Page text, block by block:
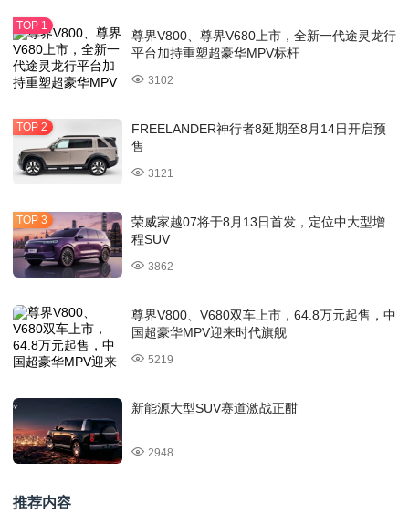
尊界V800、尊界V680上市，全新一代途灵龙行
平台加持重塑超豪华MPV标杆
3102
FREELANDER神行者8延期至8月14日开启预
售
3121
荣威家越07将于8月13日首发，定位中大型增
程SUV
3862
尊界V800、V680双车上市，64.8万元起售，中
国超豪华MPV迎来时代旗舰
5219
新能源大型SUV赛道激战正酣
2948
推荐内容